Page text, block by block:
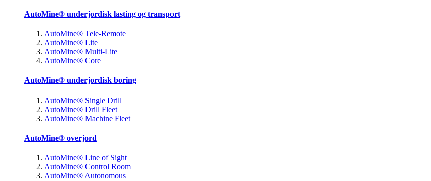
AutoMine® underjordisk lasting og transport
AutoMine® Tele-Remote
AutoMine® Lite
AutoMine® Multi-Lite
AutoMine® Core
AutoMine® underjordisk boring
AutoMine® Single Drill
AutoMine® Drill Fleet
AutoMine® Machine Fleet
AutoMine® overjord
AutoMine® Line of Sight
AutoMine® Control Room
AutoMine® Autonomous